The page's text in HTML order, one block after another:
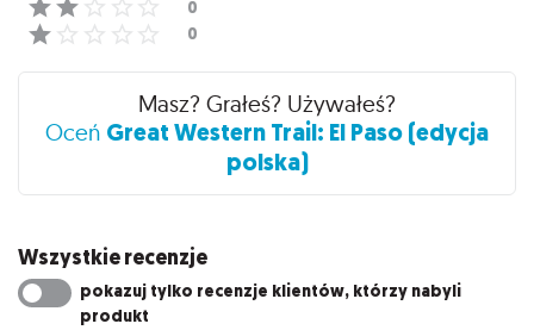
Masz? Grałeś? Używałeś?
Oceń Great Western Trail: El Paso (edycja
polska)
Wszystkie recenzje
pokazuj tylko recenzje klientów, którzy nabyli
produkt